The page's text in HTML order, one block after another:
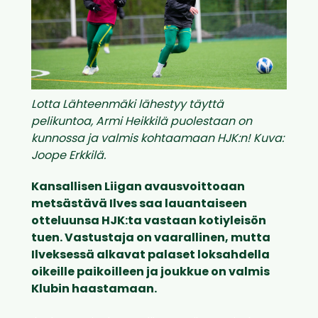
Lotta Lähteenmäki lähestyy täyttä
pelikuntoa, Armi Heikkilä puolestaan on
kunnossa ja valmis kohtaamaan HJK:n! Kuva:
Joope Erkkilä.
Kansallisen Liigan avausvoittoaan
metsästävä Ilves saa lauantaiseen
otteluunsa HJK:ta vastaan kotiyleisön
tuen. Vastustaja on vaarallinen, mutta
Ilveksessä alkavat palaset loksahdella
oikeille paikoilleen ja joukkue on valmis
Klubin haastamaan.